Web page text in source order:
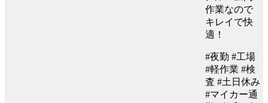
作業なので
キレイで快
適！
#夜勤 #工場
#軽作業 #検
査 #土日休み
#マイカー通